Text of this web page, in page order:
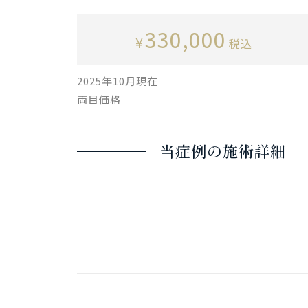
¥330,000 税込
2025年10月現在
両目価格
当症例の施術詳細